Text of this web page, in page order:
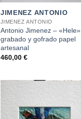
JIMENEZ ANTONIO
JIMENEZ ANTONIO
Antonio Jimenez – «Hele»
grabado y gofrado papel
artesanal
460,00 €